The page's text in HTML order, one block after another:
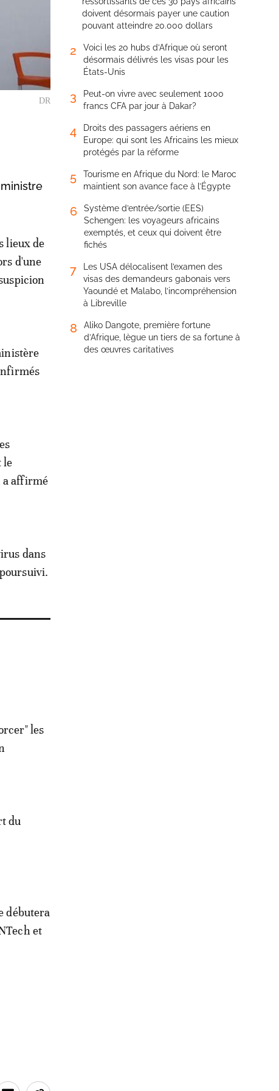
DR
lieux de
d'une
le
a affirmé
dans
les
du
débutera
et
doivent désormais payer une caution
pouvant atteindre 20.000 dollars
2
Voici les 20 hubs d’Afrique où seront
désormais délivrés les visas pour les
États-Unis
3
Peut-on vivre avec seulement 1000
francs CFA par jour à Dakar?
4
Droits des passagers aériens en
Europe: qui sont les Africains les mieux
protégés par la réforme
5
Tourisme en Afrique du Nord: le Maroc
maintient son avance face à l’Égypte
6
Système d’entrée/sortie (EES)
Schengen: les voyageurs africains
exemptés, et ceux qui doivent être
fichés
7
Les USA délocalisent l’examen des
visas des demandeurs gabonais vers
Yaoundé et Malabo, l’incompréhension
à Libreville
8
Aliko Dangote, première fortune
d’Afrique, lègue un tiers de sa fortune à
des œuvres caritatives